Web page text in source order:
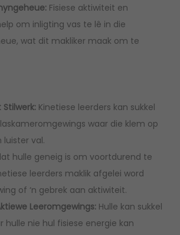
Fisiese aktiwiteit en
om inligting vas te lê in die
wat dit makliker maak om te
Kinetiese leerders kan sukkel
waar die klem op
luister val.
hulle geneig is om voortdurend te
leerders maklik afgelei word
of ‘n gebrek aan aktiwiteit.
Leeromgewings: Hulle kan sukkel
hulle nie hul fisiese energie kan